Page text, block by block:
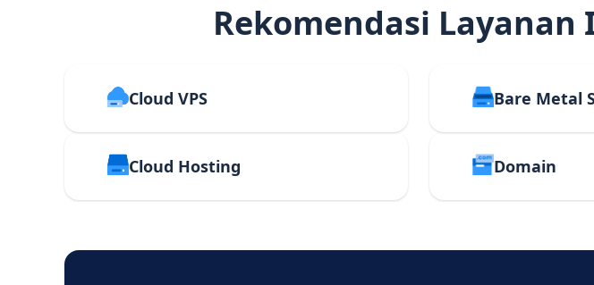
Rekomendasi
Cloud VPS Bare Metal
Cloud Hosting Domain